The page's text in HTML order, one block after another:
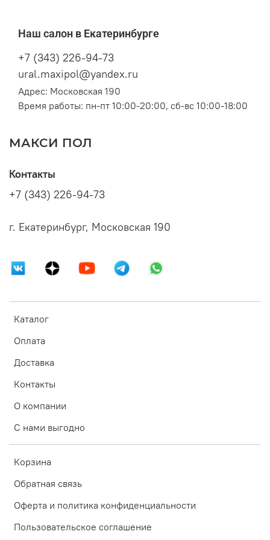
Наш салон в Екатеринбурге
+7 (343) 226-94-73
ural.maxipol@yandex.ru
Адрес: Московская 190
Время работы: пн-пт 10:00-20:00, сб-вс 10:00-18:00
МАКСИ ПОЛ
Каталог
Оплата
Доставка
Контакты
О компании
С нами выгодно
Корзина
Обратная связь
Оферта и политика конфиденциальности
Пользовательское соглашение
Контакты
+7 (343) 226-94-73
г. Екатеринбург, Московская 190